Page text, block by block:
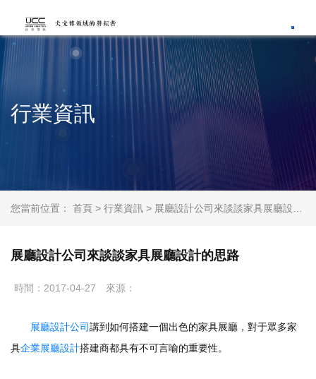
行業資訊
您當前位置： 首頁 > 行業資訊 > 展廳設計公司來談談家具展廳設計的思路
展廳設計公司來談談家具展廳設計的思路
時間：2017-04-27 來源：
展廳設計公司講到如何搭建一個出色的家具展廳，對于眾多家
具企業展廳設計搭建商都具有不可言喻的重要性。